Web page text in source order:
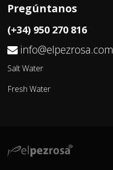
Pregúntanos
(+34) 950 270 816
info@elpezrosa.com
Salt Water
Fresh Water